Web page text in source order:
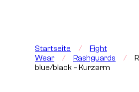
Startseite /
Fight
Wear
/ Rashguards /
blue/black – Kurzarm